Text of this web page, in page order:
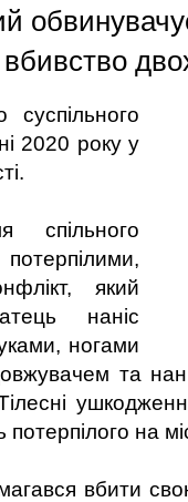
2020 року у
спільного
який
наніс
ногами
та
на
вбити